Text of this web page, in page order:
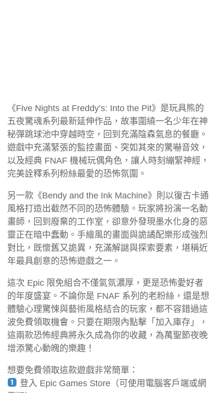
《Five Nights at Freddy’s: Into the Pit》是玩具熊的
五夜驚魂系列最新延伸作品，故事圍繞一名少年在神
秘彈跳球池中穿越時空，回到充滿陰森氣息的餐廳。
遊戲中充滿緊張的監控畫面、突如其來的驚嚇音效，
以及經典 FNAF 機械玩偶角色，讓人時刻繃緊神經，
完美詮釋系列粉絲最愛的恐怖氛圍。
另一款《Bendy and the Ink Machine》則以復古卡通
風格打造出截然不同的恐怖體驗。玩家將扮演一名動
畫師，回到廢棄的工作室，卻意外發現墨水化身的惡
靈正在暗中蠢動。手繪風的畫面與詭譎配樂形成強烈
對比，既懷舊又詭異，充滿解謎與探索要素，堪稱近
年最具創意的恐怖遊戲之一。
這次 Epic 限免組合不僅氣氛濃厚，更是恐怖愛好者
的年度盛宴。不論你是 FNAF 系列的老粉絲，還是想
體驗心理驚悚與藝術風格結合的玩家，都不容錯過這
波免費領取機會。只要在期限內點擊「加入庫存」，
這兩款恐怖經典將永久成為你的收藏，為萬聖節夜晚
增添驚心動魄的樂趣！
想要免費領取這款遊戲非常簡單：
登入 Epic Games Store（可使用電腦客戶端或網